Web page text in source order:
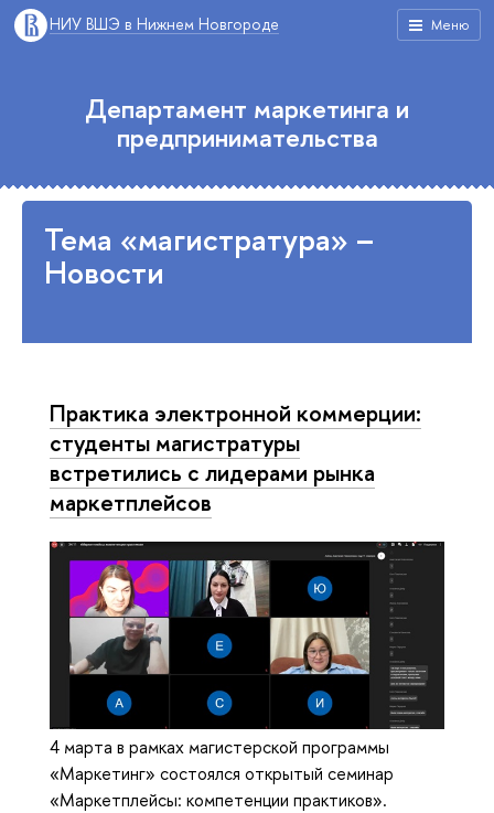
Меню
НИУ ВШЭ в Нижнем Новгороде
Департамент маркетинга и
предпринимательства
Тема «магистратура» –
Новости
Практика электронной коммерции:
студенты магистратуры
встретились с лидерами рынка
маркетплейсов
4 марта в рамках магистерской программы
«Маркетинг» состоялся открытый семинар
«Маркетплейсы: компетенции практиков».